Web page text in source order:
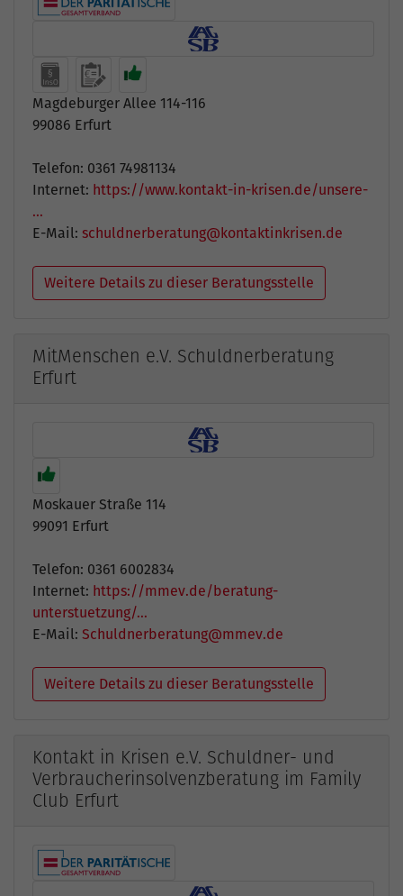
Magdeburger Allee 114-116
99086 Erfurt
Telefon: 0361 74981134
Internet: https://www.kontakt-in-krisen.de/unsere-
…
E-Mail: schuldnerberatung@kontaktinkrisen.de
Weitere Details zu dieser Beratungsstelle
MitMenschen e.V. Schuldnerberatung
Erfurt
Moskauer Straße 114
99091 Erfurt
Telefon: 0361 6002834
Internet: https://mmev.de/beratung-
unterstuetzung/…
E-Mail: Schuldnerberatung@mmev.de
Weitere Details zu dieser Beratungsstelle
Kontakt in Krisen e.V. Schuldner- und
Verbraucherinsolvenzberatung im Family
Club Erfurt